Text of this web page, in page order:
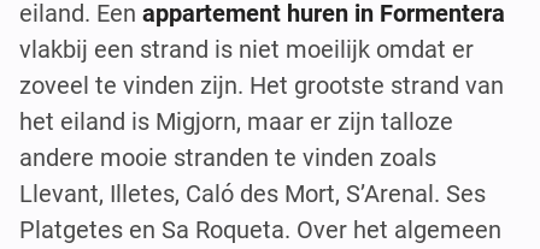
eiland. Een appartement huren in Formentera
vlakbij een strand is niet moeilijk omdat er
zoveel te vinden zijn. Het grootste strand van
het eiland is Migjorn, maar er zijn talloze
andere mooie stranden te vinden zoals
Llevant, Illetes, Caló des Mort, S’Arenal. Ses
Platgetes en Sa Roqueta. Over het algemeen